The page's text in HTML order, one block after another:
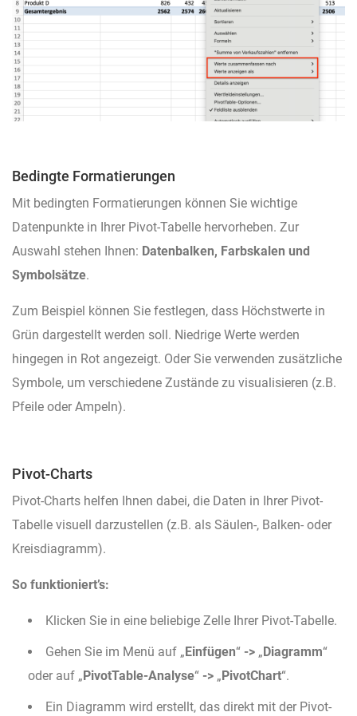
Bedingte Formatierungen
Mit bedingten Formatierungen können Sie wichtige
Datenpunkte in Ihrer Pivot-Tabelle hervorheben. Zur
Auswahl stehen Ihnen: Datenbalken, Farbskalen und
Symbolsätze.
Zum Beispiel können Sie festlegen, dass Höchstwerte in
Grün dargestellt werden soll. Niedrige Werte werden
hingegen in Rot angezeigt. Oder Sie verwenden zusätzliche
Symbole, um verschiedene Zustände zu visualisieren (z.B.
Pfeile oder Ampeln).
Pivot-Charts
Pivot-Charts helfen Ihnen dabei, die Daten in Ihrer Pivot-
Tabelle visuell darzustellen (z.B. als Säulen-, Balken- oder
Kreisdiagramm).
So funktioniert’s:
Klicken Sie in eine beliebige Zelle Ihrer Pivot-Tabelle.
Gehen Sie im Menü auf „Einfügen“ -> „Diagramm“
oder auf „PivotTable-Analyse“ -> „PivotChart“.
Ein Diagramm wird erstellt, das direkt mit der Pivot-